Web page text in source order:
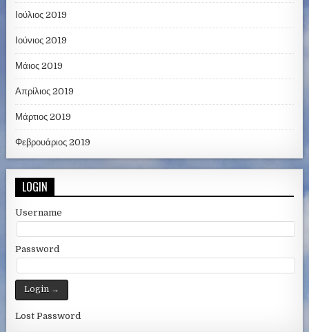
Ιούλιος 2019
Ιούνιος 2019
Μάιος 2019
Απρίλιος 2019
Μάρτιος 2019
Φεβρουάριος 2019
LOGIN
Username
Password
Lost Password